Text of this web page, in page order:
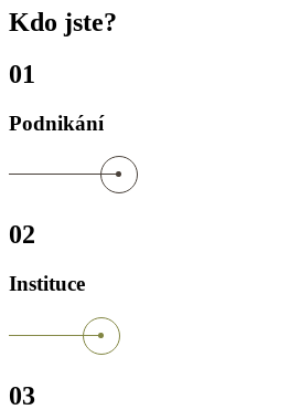
Kdo jste?
01
Podnikání
02
Instituce
03